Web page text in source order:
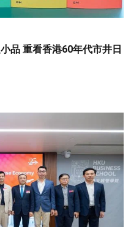
品 重看香港60年代市井日